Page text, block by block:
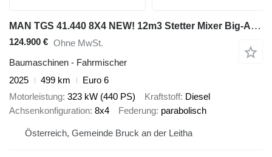
MAN TGS 41.440 8X4 NEW! 12m3 Stetter Mixer Big-Axle Steelsuspension
124.900 € Ohne MwSt.
Baumaschinen - Fahrmischer
2025
499 km
Euro 6
Motorleistung 323 kW (440 PS) Kraftstoff Diesel
Achsenkonfiguration 8x4 Federung parabolisch
Österreich, Gemeinde Bruck an der Leitha